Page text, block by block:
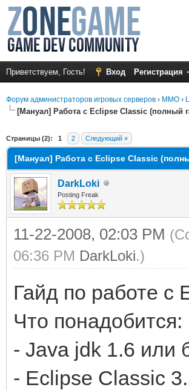
Приветствуем, Гость! Вход Регистрация
Форум администраторов игровых серверов › MMO ›
[Мануал] Работа с Eclipse Classic (полный
Страницы (2): 1 2 Следующий »
[Мануал] Работа с Eclipse Classic
DarkLoki
Posting Freak
11-22-2008, 02:03 PM
06:36 PM DarkLoki.)
Гайд по работе с
Что понадобится:
- Java jdk 1.6 или
- Eclipse Classic